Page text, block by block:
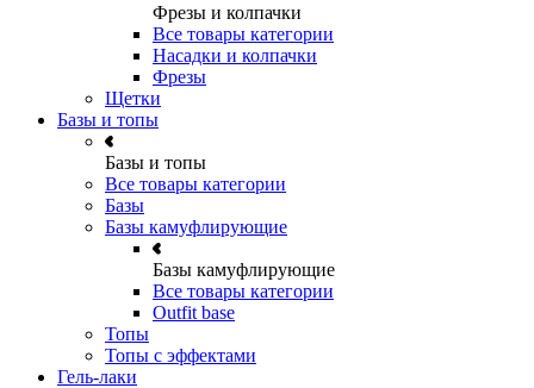
Фрезы и колпачки
Все товары категории
Насадки и колпачки
Фрезы
Щетки
Базы и топы
Базы и топы
Все товары категории
Базы
Базы камуфлирующие
Базы камуфлирующие
Все товары категории
Outfit base
Топы
Топы с эффектами
Гель-лаки